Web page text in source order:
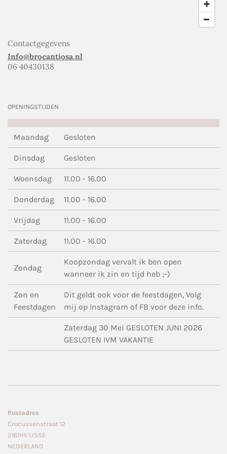
Contactgegevens
Info@brocantiosa.nl
06 40430138
OPENINGSTIJDEN
Maandag Gesloten
Dinsdag Gesloten
Woensdag 11.00 - 16.00
Donderdag 11.00 - 16.00
Vrijdag 11.00 - 16.00
Zaterdag 11.00 - 16.00
Zondag
Koopzondag vervalt ik ben open
wanneer ik zin en tijd heb ;-)
Zon en
Feestdagen
Dit geldt ook voor de feestdagen, Volg
mij op Instagram of FB voor deze info.
Zaterdag 30 Mei GESLOTEN JUNI 2026
GESLOTEN IVM VAKANTIE
Postadres
Crocussenstraat 12
2161HV LISSE
NEDERLAND